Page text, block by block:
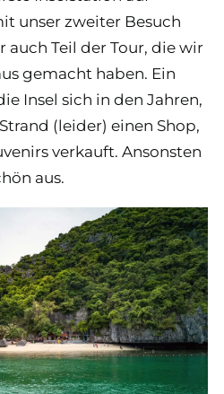
unser zweiter Besuch
auch Teil der Tour, die wir
gemacht haben. Ein
Insel sich in den Jahren,
(leider) einen Shop,
verkauft. Ansonsten
aus.